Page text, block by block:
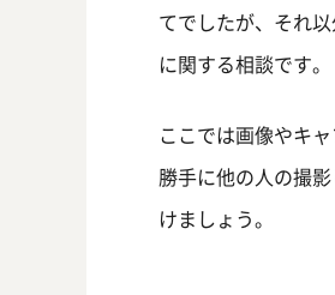
てでしたが、それ
に関する相談です。
ここでは画像やキ
勝手に他の人の撮
けましょう。